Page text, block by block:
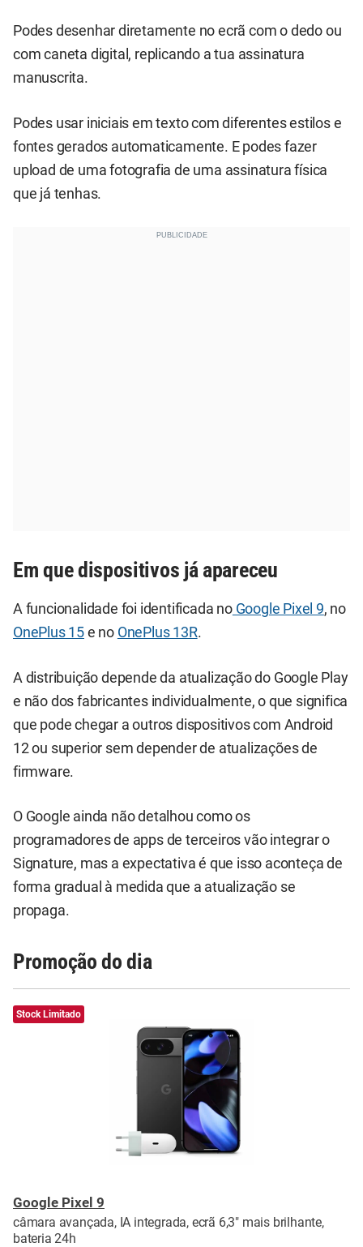
Podes desenhar diretamente no ecrã com o dedo ou
com caneta digital, replicando a tua assinatura
manuscrita.
Podes usar iniciais em texto com diferentes estilos e
fontes gerados automaticamente. E podes fazer
upload de uma fotografia de uma assinatura física
que já tenhas.
Em que dispositivos já apareceu
A funcionalidade foi identificada noGoogle Pixel 9, no
OnePlus 15 e no OnePlus 13R.
A distribuição depende da atualização do Google Play
e não dos fabricantes individualmente, o que significa
que pode chegar a outros dispositivos com Android
12 ou superior sem depender de atualizações de
firmware.
O Google ainda não detalhou como os
programadores de apps de terceiros vão integrar o
Signature, mas a expectativa é que isso aconteça de
forma gradual à medida que a atualização se
propaga.
Promoção do dia
Stock Limitado
Google Pixel 9
câmara avançada, IA integrada, ecrã 6,3" mais brilhante,
bateria 24h